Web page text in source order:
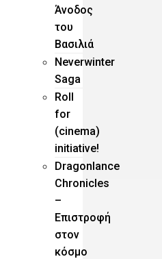
Άνοδος
του
Βασιλιά
Neverwinter
Saga
Roll
for
(cinema)
initiative!
Dragonlance
Chronicles
–
Eπιστροφή
στον
κόσμο